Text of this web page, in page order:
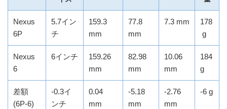
Nexus
6P
5.7イン
チ
159.3
mm
77.8
mm
7.3 mm
178
g
Nexus
6
6インチ
159.26
mm
82.98
mm
10.06
mm
184
g
差額
(6P-6)
-0.3イ
ンチ
0.04
mm
-5.18
mm
-2.76
mm
-6 g